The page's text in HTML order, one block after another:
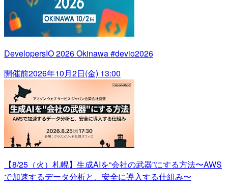
DevelopersIO 2026 Okinawa #devio2026
開催前2026年10月2日(金) 13:00
【8/25（火）札幌】生成AIを“会社の武器”にする方法〜AWS
で加速するデータ分析と、安全に導入する仕組み〜